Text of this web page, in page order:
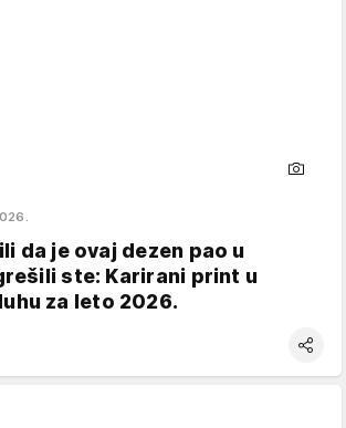
da je ovaj dezen pao u
ste: Karirani print u
za leto 2026.